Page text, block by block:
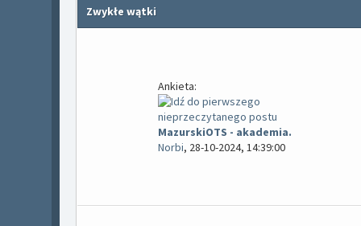
Zwykłe wątki
Ankieta:
MazurskiOTS - akademia.
Norbi, 28-10-2024, 14:39:00